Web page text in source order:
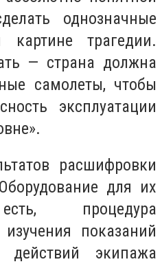
однозначные
трагедии.
— страна должна
самолеты, чтобы
эксплуатации
расшифровки
для их
процедура
показаний
экипажа